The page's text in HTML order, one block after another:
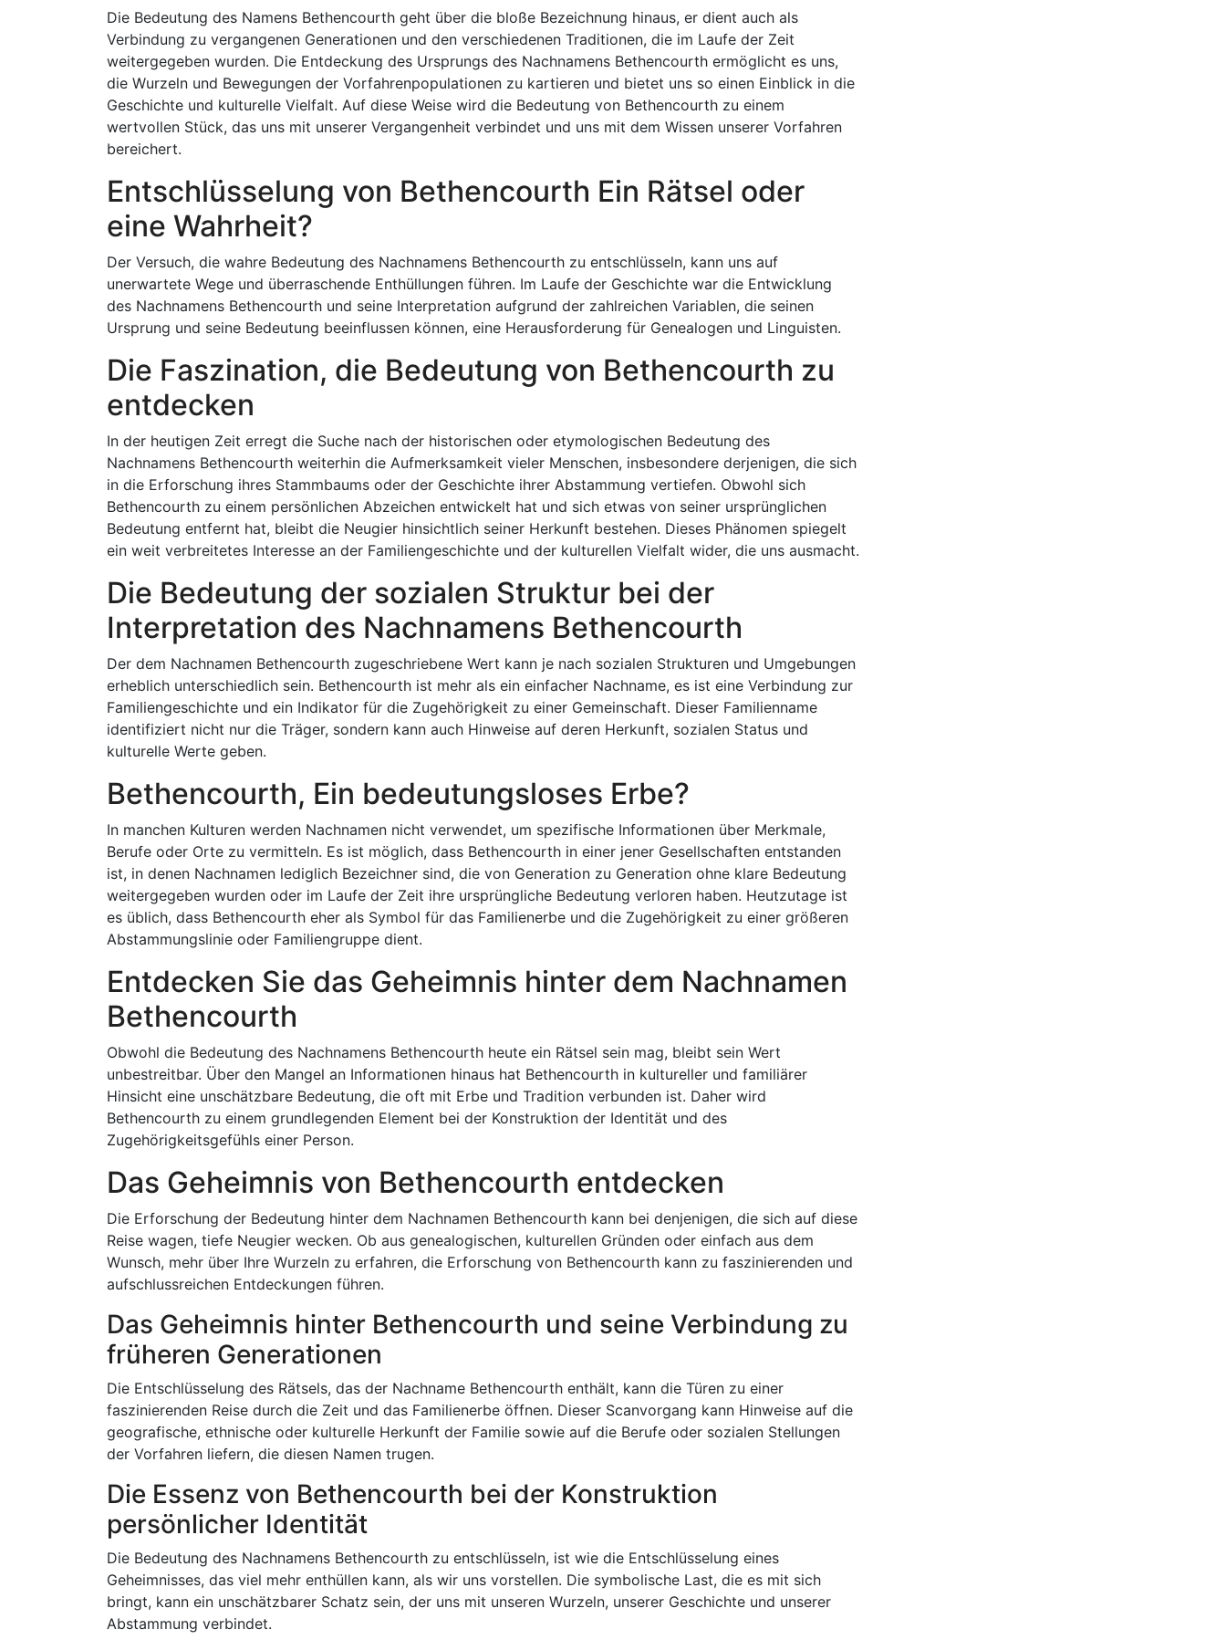
Die Bedeutung des Namens Bethencourth geht über die bloße Bezeichnung hinaus, er dient auch als
Verbindung zu vergangenen Generationen und den verschiedenen Traditionen, die im Laufe der Zeit
weitergegeben wurden. Die Entdeckung des Ursprungs des Nachnamens Bethencourth ermöglicht es uns,
die Wurzeln und Bewegungen der Vorfahrenpopulationen zu kartieren und bietet uns so einen Einblick in die
Geschichte und kulturelle Vielfalt. Auf diese Weise wird die Bedeutung von Bethencourth zu einem
wertvollen Stück, das uns mit unserer Vergangenheit verbindet und uns mit dem Wissen unserer Vorfahren
bereichert.
Entschlüsselung von Bethencourth Ein Rätsel oder
eine Wahrheit?
Der Versuch, die wahre Bedeutung des Nachnamens Bethencourth zu entschlüsseln, kann uns auf
unerwartete Wege und überraschende Enthüllungen führen. Im Laufe der Geschichte war die Entwicklung
des Nachnamens Bethencourth und seine Interpretation aufgrund der zahlreichen Variablen, die seinen
Ursprung und seine Bedeutung beeinflussen können, eine Herausforderung für Genealogen und Linguisten.
Die Faszination, die Bedeutung von Bethencourth zu
entdecken
In der heutigen Zeit erregt die Suche nach der historischen oder etymologischen Bedeutung des
Nachnamens Bethencourth weiterhin die Aufmerksamkeit vieler Menschen, insbesondere derjenigen, die sich
in die Erforschung ihres Stammbaums oder der Geschichte ihrer Abstammung vertiefen. Obwohl sich
Bethencourth zu einem persönlichen Abzeichen entwickelt hat und sich etwas von seiner ursprünglichen
Bedeutung entfernt hat, bleibt die Neugier hinsichtlich seiner Herkunft bestehen. Dieses Phänomen spiegelt
ein weit verbreitetes Interesse an der Familiengeschichte und der kulturellen Vielfalt wider, die uns ausmacht.
Die Bedeutung der sozialen Struktur bei der
Interpretation des Nachnamens Bethencourth
Der dem Nachnamen Bethencourth zugeschriebene Wert kann je nach sozialen Strukturen und Umgebungen
erheblich unterschiedlich sein. Bethencourth ist mehr als ein einfacher Nachname, es ist eine Verbindung zur
Familiengeschichte und ein Indikator für die Zugehörigkeit zu einer Gemeinschaft. Dieser Familienname
identifiziert nicht nur die Träger, sondern kann auch Hinweise auf deren Herkunft, sozialen Status und
kulturelle Werte geben.
Bethencourth, Ein bedeutungsloses Erbe?
In manchen Kulturen werden Nachnamen nicht verwendet, um spezifische Informationen über Merkmale,
Berufe oder Orte zu vermitteln. Es ist möglich, dass Bethencourth in einer jener Gesellschaften entstanden
ist, in denen Nachnamen lediglich Bezeichner sind, die von Generation zu Generation ohne klare Bedeutung
weitergegeben wurden oder im Laufe der Zeit ihre ursprüngliche Bedeutung verloren haben. Heutzutage ist
es üblich, dass Bethencourth eher als Symbol für das Familienerbe und die Zugehörigkeit zu einer größeren
Abstammungslinie oder Familiengruppe dient.
Entdecken Sie das Geheimnis hinter dem Nachnamen
Bethencourth
Obwohl die Bedeutung des Nachnamens Bethencourth heute ein Rätsel sein mag, bleibt sein Wert
unbestreitbar. Über den Mangel an Informationen hinaus hat Bethencourth in kultureller und familiärer
Hinsicht eine unschätzbare Bedeutung, die oft mit Erbe und Tradition verbunden ist. Daher wird
Bethencourth zu einem grundlegenden Element bei der Konstruktion der Identität und des
Zugehörigkeitsgefühls einer Person.
Das Geheimnis von Bethencourth entdecken
Die Erforschung der Bedeutung hinter dem Nachnamen Bethencourth kann bei denjenigen, die sich auf diese
Reise wagen, tiefe Neugier wecken. Ob aus genealogischen, kulturellen Gründen oder einfach aus dem
Wunsch, mehr über Ihre Wurzeln zu erfahren, die Erforschung von Bethencourth kann zu faszinierenden und
aufschlussreichen Entdeckungen führen.
Das Geheimnis hinter Bethencourth und seine Verbindung zu
früheren Generationen
Die Entschlüsselung des Rätsels, das der Nachname Bethencourth enthält, kann die Türen zu einer
faszinierenden Reise durch die Zeit und das Familienerbe öffnen. Dieser Scanvorgang kann Hinweise auf die
geografische, ethnische oder kulturelle Herkunft der Familie sowie auf die Berufe oder sozialen Stellungen
der Vorfahren liefern, die diesen Namen trugen.
Die Essenz von Bethencourth bei der Konstruktion
persönlicher Identität
Die Bedeutung des Nachnamens Bethencourth zu entschlüsseln, ist wie die Entschlüsselung eines
Geheimnisses, das viel mehr enthüllen kann, als wir uns vorstellen. Die symbolische Last, die es mit sich
bringt, kann ein unschätzbarer Schatz sein, der uns mit unseren Wurzeln, unserer Geschichte und unserer
Abstammung verbindet.